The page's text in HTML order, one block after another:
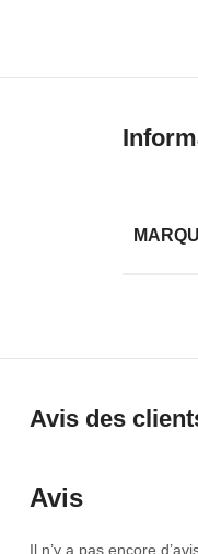
Avis des
Avis
Il n’y a pas encore